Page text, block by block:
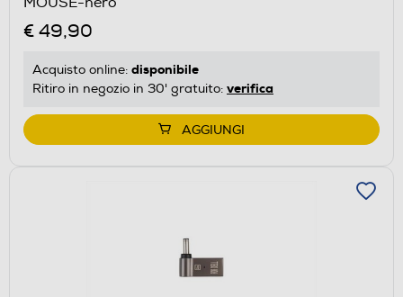
€ 49,90
Acquisto online: disponibile
Ritiro in negozio in 30' gratuito: verifica
AGGIUNGI